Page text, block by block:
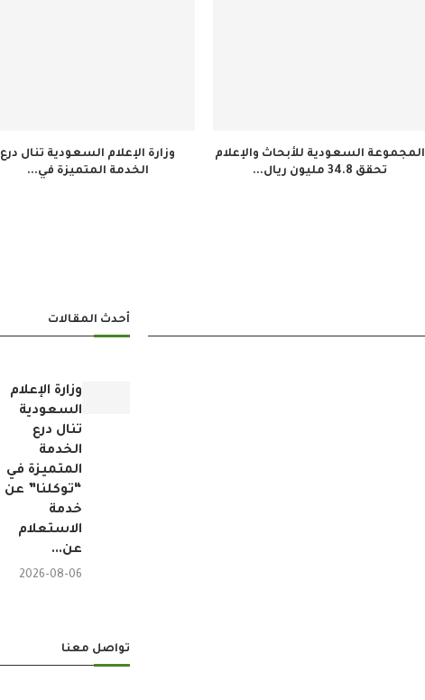
وزارة الإعلام السعودية تنال درع
الخدمة المتميزة في...
المجموعة السعودية للأبحاث والإعلام
تحقق 34.8 مليون ريال...
أحدث المقالات
وزارة الإعلام
السعودية
تنال درع
الخدمة
المتميزة في
“توكلنا” عن
خدمة
الاستعلام
عن...
2026-08-06
تواصل معنا